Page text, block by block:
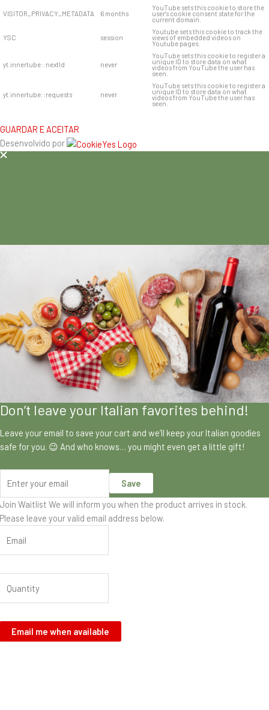
VISITOR_PRIVACY_METADATA 6 months
YouTube sets this cookie to store the
user's cookie consent state for the
current domain.
YSC session
Youtube sets this cookie to track the
views of embedded videos on
Youtube pages.
yt.innertube::nextId never
YouTube sets this cookie to register a
unique ID to store data on what
videos from YouTube the user has
seen.
yt.innertube::requests never
YouTube sets this cookie to register a
unique ID to store data on what
videos from YouTube the user has
seen.
GUARDAR E ACEITAR
Desenvolvido por
Don’t leave your Italian favorites behind!
Leave your email to save your cart and we’ll keep your Italian goodies
safe for you. 😉 And who knows… you might even get a little gift!
Save
Join Waitlist We will inform you when the product arrives in stock.
Please leave your valid email address below.
Email me when available